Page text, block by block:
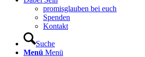
promisglauben bei euch
Spenden
Kontakt
Suche
Menü Menü